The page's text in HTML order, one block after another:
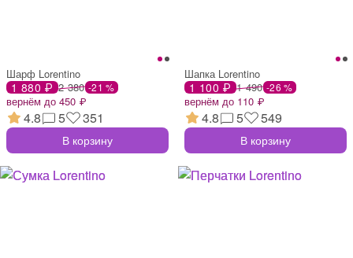
Шарф Lorentino
1 880 ₽ 2 380 -21 %
вернём до 450 ₽
4.8 5 351
В корзину
Шапка Lorentino
1 100 ₽ 1 490 -26 %
вернём до 110 ₽
4.8 5 549
В корзину